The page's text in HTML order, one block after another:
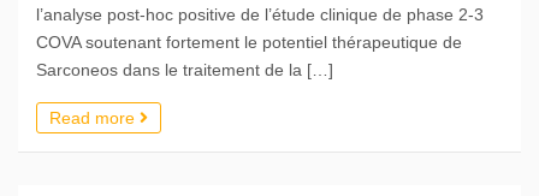
l’analyse post-hoc positive de l’étude clinique de phase 2-3
COVA soutenant fortement le potentiel thérapeutique de
Sarconeos dans le traitement de la […]
Read more